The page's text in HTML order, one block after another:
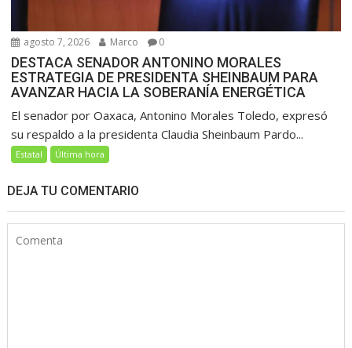
agosto 7, 2026 Marco 0
DESTACA SENADOR ANTONINO MORALES
ESTRATEGIA DE PRESIDENTA SHEINBAUM PARA
AVANZAR HACIA LA SOBERANÍA ENERGÉTICA
El senador por Oaxaca, Antonino Morales Toledo, expresó
su respaldo a la presidenta Claudia Sheinbaum Pardo...
Estatal Última hora
DEJA TU COMENTARIO